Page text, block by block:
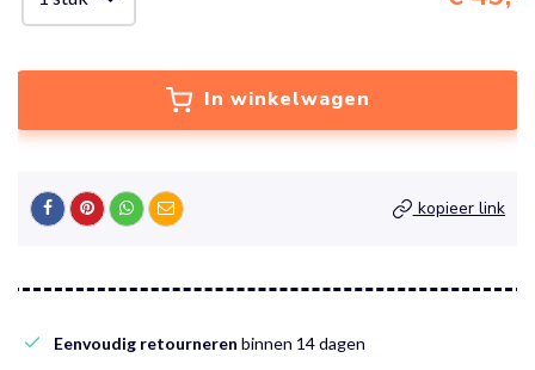
In winkelwagen
kopieer link
Eenvoudig retourneren binnen 14 dagen